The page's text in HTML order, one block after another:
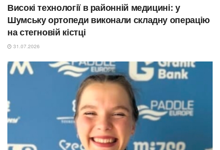
Високі технології в районній медицині: у
Шумську ортопеди виконали складну операцію
на стегновій кістці
31.07.2026